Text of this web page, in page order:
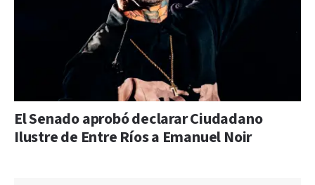
El Senado aprobó declarar Ciudadano
Ilustre de Entre Ríos a Emanuel Noir